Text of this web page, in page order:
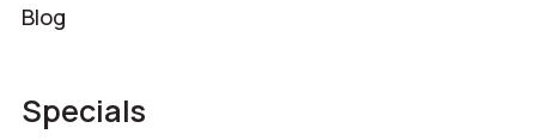
Blog
Specials